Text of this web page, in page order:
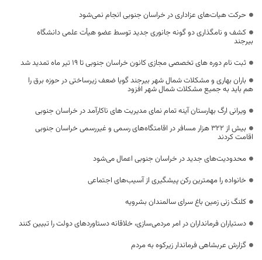
حرکت هیات‌های عزاداری در خراسان جنوبی انجام نمی‌شود
کشف و نامگذاری دو گونه جانوری جدید توسط عضو هیأت علمی دانشگاه
بیرجند
ثبت نام دوره های تخصصی مجازی کانون خراسان جنوبی تا 19 تیر ماه تمدید شد
باران بهاری و مشکلات شمال شهر بیرجند گویا ضعف زیرساختی در حوزه برق را
هم باید به جمیع مشکلات شمال شهر افزود
ویرانی ارگ بهارستان آینه تمام نمای مدیریت های ناکارآمد در خراسان جنوبی
بیش از ۳۲۲ هزار مسافر در اقامتگاه‌های رسمی و غیررسمی خراسان جنوبی
اقامت کردند
محدودیت‌های جدید در خراسان جنوبی اعمال می‌شود
خانواده را مهمترین رکن پیشگیری از آسیب‌های اجتماعی
کلنگ زنی زمین باغ سرای سالمندان بشرویه
دستیاران فرمانداران در امر مردمی‌سازی، خلاقانه دستاوردهای دولت را تبیین کنند
گزارش عربشاهی فرماندار زيركوه به مردم